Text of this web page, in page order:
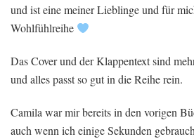
und ist eine meiner Lieblinge und für
Wohlfühlreihe
Das Cover und der Klappentext sind
und alles passt so gut in die Reihe rein.
Camila war mir bereits in den vorigen
auch wenn ich einige Sekunden